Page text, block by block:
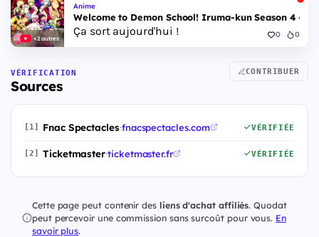
+2 autres
Anime
Welcome to Demon School! Iruma-kun Season 4 -
Ça sort aujourd'hui ! 0 0
VÉRIFICATION
Sources
CONTRIBUER
[1] Fnac Spectacles·fnacspectacles.com VÉRIFIÉE
[2] Ticketmaster·ticketmaster.fr VÉRIFIÉE
Cette page peut contenir des liens d'achat affiliés. Quodat
peut percevoir une commission sans surcoût pour vous. En
savoir plus.